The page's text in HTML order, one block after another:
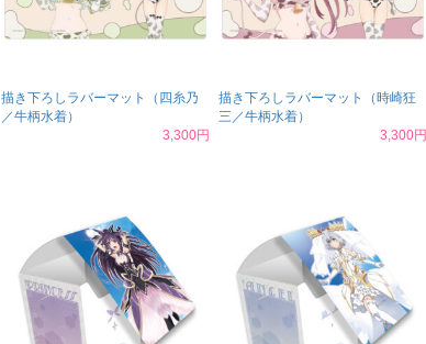
描き下ろしラバーマット（四糸乃
／牛柄水着）
3,300円
描き下ろしラバーマット（時崎狂
三／牛柄水着）
3,300円